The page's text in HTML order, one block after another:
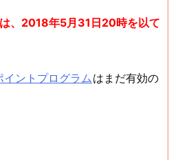
、2018年5月31日20時を以て
イントプログラムはまだ有効の